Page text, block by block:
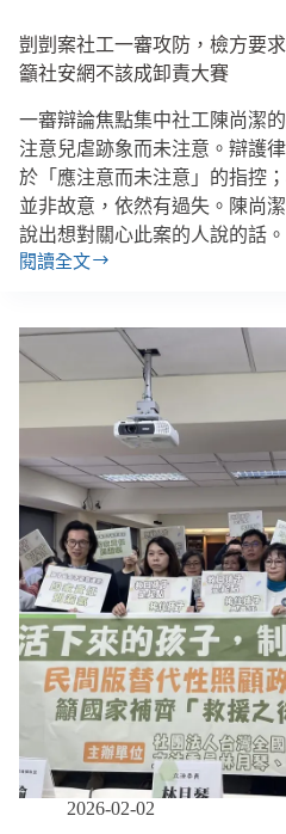
剴剴案社工一審攻防，檢方要
籲社安網不該成卸責大賽
一審辯論焦點集中社工陳尚潔
注意兒虐跡象而未注意。辯護
於「應注意而未注意」的指控
並非故意，依然有過失。陳尚
說出想對關心此案的人說的話。
閱讀全文
剴
案
社
審
防，
檢
要
求
從
重
量
刑、
籲
社
2026-02-02